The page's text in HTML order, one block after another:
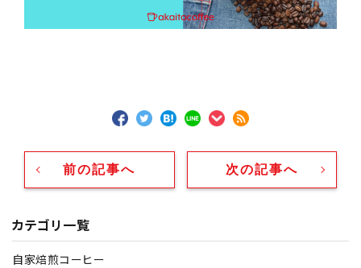
前の記事へ 次の記事へ
カテゴリ一覧
自家焙煎コーヒー